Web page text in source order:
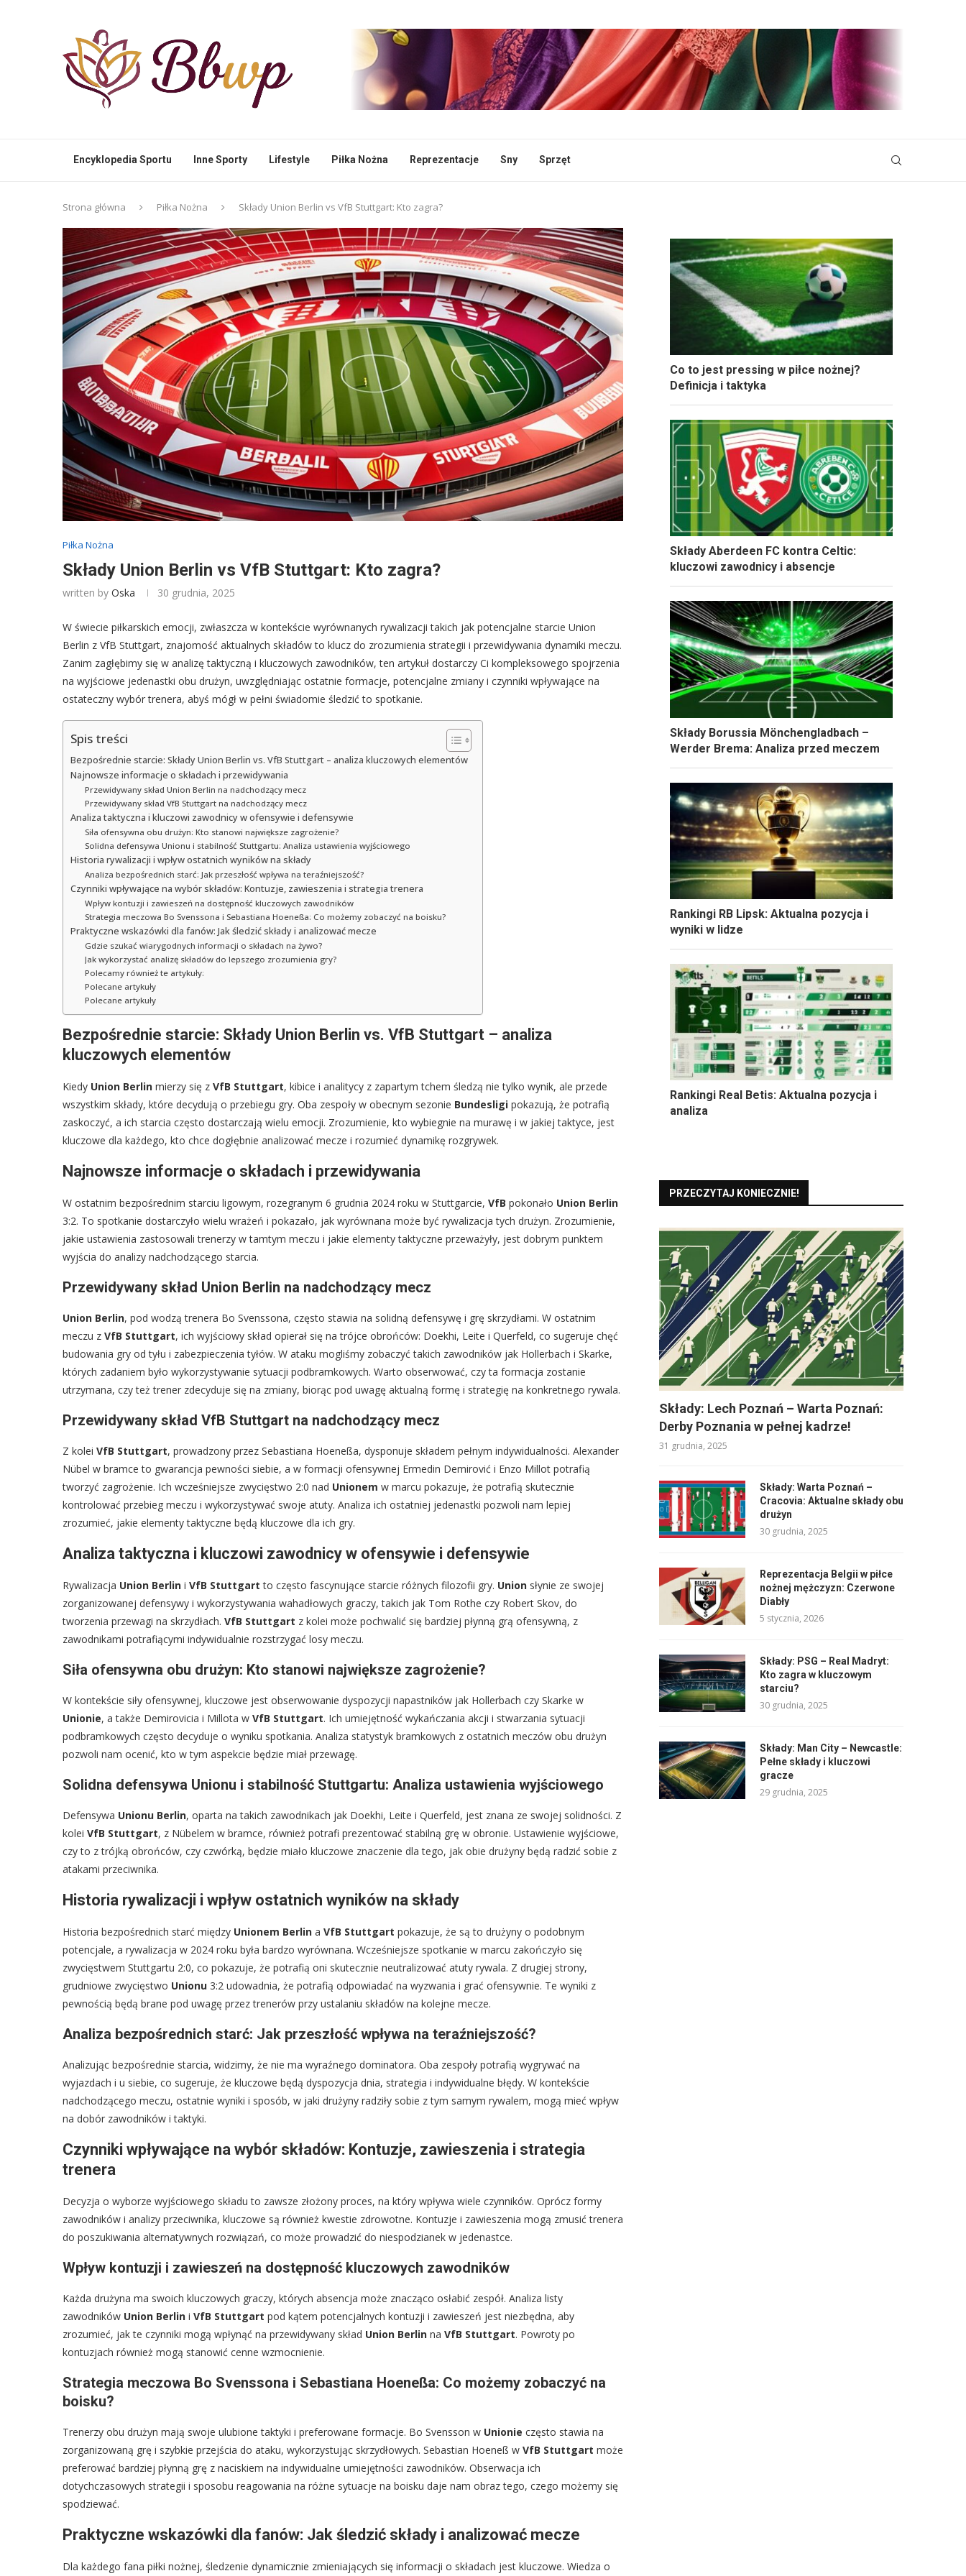
Encyklopedia Sportu Inne Sporty Lifestyle Piłka Nożna Reprezentacje Sny Sprzęt
Strona główna Piłka Nożna Składy Union Berlin vs VfB Stuttgart: Kto zagra?
Piłka Nożna
Składy Union Berlin vs VfB Stuttgart: Kto zagra?
written by Oska 30 grudnia, 2025
W świecie piłkarskich emocji, zwłaszcza w kontekście wyrównanych rywalizacji takich jak potencjalne starcie Union
Berlin z VfB Stuttgart, znajomość aktualnych składów to klucz do zrozumienia strategii i przewidywania dynamiki meczu.
Zanim zagłębimy się w analizę taktyczną i kluczowych zawodników, ten artykuł dostarczy Ci kompleksowego spojrzenia
na wyjściowe jedenastki obu drużyn, uwzględniając ostatnie formacje, potencjalne zmiany i czynniki wpływające na
ostateczny wybór trenera, abyś mógł w pełni świadomie śledzić to spotkanie.
Spis treści
Bezpośrednie starcie: Składy Union Berlin vs. VfB Stuttgart – analiza kluczowych elementów
Najnowsze informacje o składach i przewidywania
Przewidywany skład Union Berlin na nadchodzący mecz
Przewidywany skład VfB Stuttgart na nadchodzący mecz
Analiza taktyczna i kluczowi zawodnicy w ofensywie i defensywie
Siła ofensywna obu drużyn: Kto stanowi największe zagrożenie?
Solidna defensywa Unionu i stabilność Stuttgartu: Analiza ustawienia wyjściowego
Historia rywalizacji i wpływ ostatnich wyników na składy
Analiza bezpośrednich starć: Jak przeszłość wpływa na teraźniejszość?
Czynniki wpływające na wybór składów: Kontuzje, zawieszenia i strategia trenera
Wpływ kontuzji i zawieszeń na dostępność kluczowych zawodników
Strategia meczowa Bo Svenssona i Sebastiana Hoeneßa: Co możemy zobaczyć na boisku?
Praktyczne wskazówki dla fanów: Jak śledzić składy i analizować mecze
Gdzie szukać wiarygodnych informacji o składach na żywo?
Jak wykorzystać analizę składów do lepszego zrozumienia gry?
Polecamy również te artykuły:
Polecane artykuły
Polecane artykuły
Bezpośrednie starcie: Składy Union Berlin vs. VfB Stuttgart – analiza
kluczowych elementów
Kiedy Union Berlin mierzy się z VfB Stuttgart, kibice i analitycy z zapartym tchem śledzą nie tylko wynik, ale przede
wszystkim składy, które decydują o przebiegu gry. Oba zespoły w obecnym sezonie Bundesligi pokazują, że potrafią
zaskoczyć, a ich starcia często dostarczają wielu emocji. Zrozumienie, kto wybiegnie na murawę i w jakiej taktyce, jest
kluczowe dla każdego, kto chce dogłębnie analizować mecze i rozumieć dynamikę rozgrywek.
Najnowsze informacje o składach i przewidywania
W ostatnim bezpośrednim starciu ligowym, rozegranym 6 grudnia 2024 roku w Stuttgarcie, VfB pokonało Union Berlin
3:2. To spotkanie dostarczyło wielu wrażeń i pokazało, jak wyrównana może być rywalizacja tych drużyn. Zrozumienie,
jakie ustawienia zastosowali trenerzy w tamtym meczu i jakie elementy taktyczne przeważyły, jest dobrym punktem
wyjścia do analizy nadchodzącego starcia.
Przewidywany skład Union Berlin na nadchodzący mecz
Union Berlin, pod wodzą trenera Bo Svenssona, często stawia na solidną defensywę i grę skrzydłami. W ostatnim
meczu z VfB Stuttgart, ich wyjściowy skład opierał się na trójce obrońców: Doekhi, Leite i Querfeld, co sugeruje chęć
budowania gry od tyłu i zabezpieczenia tyłów. W ataku mogliśmy zobaczyć takich zawodników jak Hollerbach i Skarke,
których zadaniem było wykorzystywanie sytuacji podbramkowych. Warto obserwować, czy ta formacja zostanie
utrzymana, czy też trener zdecyduje się na zmiany, biorąc pod uwagę aktualną formę i strategię na konkretnego rywala.
Przewidywany skład VfB Stuttgart na nadchodzący mecz
Z kolei VfB Stuttgart, prowadzony przez Sebastiana Hoeneßa, dysponuje składem pełnym indywidualności. Alexander
Nübel w bramce to gwarancja pewności siebie, a w formacji ofensywnej Ermedin Demirović i Enzo Millot potrafią
tworzyć zagrożenie. Ich wcześniejsze zwycięstwo 2:0 nad Unionem w marcu pokazuje, że potrafią skutecznie
kontrolować przebieg meczu i wykorzystywać swoje atuty. Analiza ich ostatniej jedenastki pozwoli nam lepiej
zrozumieć, jakie elementy taktyczne będą kluczowe dla ich gry.
Analiza taktyczna i kluczowi zawodnicy w ofensywie i defensywie
Rywalizacja Union Berlin i VfB Stuttgart to często fascynujące starcie różnych filozofii gry. Union słynie ze swojej
zorganizowanej defensywy i wykorzystywania wahadłowych graczy, takich jak Tom Rothe czy Robert Skov, do
tworzenia przewagi na skrzydłach. VfB Stuttgart z kolei może pochwalić się bardziej płynną grą ofensywną, z
zawodnikami potrafiącymi indywidualnie rozstrzygać losy meczu.
Siła ofensywna obu drużyn: Kto stanowi największe zagrożenie?
W kontekście siły ofensywnej, kluczowe jest obserwowanie dyspozycji napastników jak Hollerbach czy Skarke w
Unionie, a także Demirovicia i Millota w VfB Stuttgart. Ich umiejętność wykańczania akcji i stwarzania sytuacji
podbramkowych często decyduje o wyniku spotkania. Analiza statystyk bramkowych z ostatnich meczów obu drużyn
pozwoli nam ocenić, kto w tym aspekcie będzie miał przewagę.
Solidna defensywa Unionu i stabilność Stuttgartu: Analiza ustawienia wyjściowego
Defensywa Unionu Berlin, oparta na takich zawodnikach jak Doekhi, Leite i Querfeld, jest znana ze swojej solidności. Z
kolei VfB Stuttgart, z Nübelem w bramce, również potrafi prezentować stabilną grę w obronie. Ustawienie wyjściowe,
czy to z trójką obrońców, czy czwórką, będzie miało kluczowe znaczenie dla tego, jak obie drużyny będą radzić sobie z
atakami przeciwnika.
Historia rywalizacji i wpływ ostatnich wyników na składy
Historia bezpośrednich starć między Unionem Berlin a VfB Stuttgart pokazuje, że są to drużyny o podobnym
potencjale, a rywalizacja w 2024 roku była bardzo wyrównana. Wcześniejsze spotkanie w marcu zakończyło się
zwycięstwem Stuttgartu 2:0, co pokazuje, że potrafią oni skutecznie neutralizować atuty rywala. Z drugiej strony,
grudniowe zwycięstwo Unionu 3:2 udowadnia, że potrafią odpowiadać na wyzwania i grać ofensywnie. Te wyniki z
pewnością będą brane pod uwagę przez trenerów przy ustalaniu składów na kolejne mecze.
Analiza bezpośrednich starć: Jak przeszłość wpływa na teraźniejszość?
Analizując bezpośrednie starcia, widzimy, że nie ma wyraźnego dominatora. Oba zespoły potrafią wygrywać na
wyjazdach i u siebie, co sugeruje, że kluczowe będą dyspozycja dnia, strategia i indywidualne błędy. W kontekście
nadchodzącego meczu, ostatnie wyniki i sposób, w jaki drużyny radziły sobie z tym samym rywalem, mogą mieć wpływ
na dobór zawodników i taktyki.
Czynniki wpływające na wybór składów: Kontuzje, zawieszenia i strategia
trenera
Decyzja o wyborze wyjściowego składu to zawsze złożony proces, na który wpływa wiele czynników. Oprócz formy
zawodników i analizy przeciwnika, kluczowe są również kwestie zdrowotne. Kontuzje i zawieszenia mogą zmusić trenera
do poszukiwania alternatywnych rozwiązań, co może prowadzić do niespodzianek w jedenastce.
Wpływ kontuzji i zawieszeń na dostępność kluczowych zawodników
Każda drużyna ma swoich kluczowych graczy, których absencja może znacząco osłabić zespół. Analiza listy
zawodników Union Berlin i VfB Stuttgart pod kątem potencjalnych kontuzji i zawieszeń jest niezbędna, aby
zrozumieć, jak te czynniki mogą wpłynąć na przewidywany skład Union Berlin na VfB Stuttgart. Powroty po
kontuzjach również mogą stanowić cenne wzmocnienie.
Strategia meczowa Bo Svenssona i Sebastiana Hoeneßa: Co możemy zobaczyć na
boisku?
Trenerzy obu drużyn mają swoje ulubione taktyki i preferowane formacje. Bo Svensson w Unionie często stawia na
zorganizowaną grę i szybkie przejścia do ataku, wykorzystując skrzydłowych. Sebastian Hoeneß w VfB Stuttgart może
preferować bardziej płynną grę z naciskiem na indywidualne umiejętności zawodników. Obserwacja ich
dotychczasowych strategii i sposobu reagowania na różne sytuacje na boisku daje nam obraz tego, czego możemy się
spodziewać.
Praktyczne wskazówki dla fanów: Jak śledzić składy i analizować mecze
Dla każdego fana piłki nożnej, śledzenie dynamicznie zmieniających się informacji o składach jest kluczowe. Wiedza o
Co to jest pressing w piłce nożnej?
Definicja i taktyka
Składy Aberdeen FC kontra Celtic:
kluczowi zawodnicy i absencje
Składy Borussia Mönchengladbach –
Werder Brema: Analiza przed meczem
Rankingi RB Lipsk: Aktualna pozycja i
wyniki w lidze
Rankingi Real Betis: Aktualna pozycja i
analiza
PRZECZYTAJ KONIECZNIE!
Składy: Lech Poznań – Warta Poznań:
Derby Poznania w pełnej kadrze!
31 grudnia, 2025
Składy: Warta Poznań –
Cracovia: Aktualne składy obu
drużyn
30 grudnia, 2025
Reprezentacja Belgii w piłce
nożnej mężczyzn: Czerwone
Diabły
5 stycznia, 2026
Składy: PSG – Real Madryt:
Kto zagra w kluczowym
starciu?
30 grudnia, 2025
Składy: Man City – Newcastle:
Pełne składy i kluczowi
gracze
29 grudnia, 2025